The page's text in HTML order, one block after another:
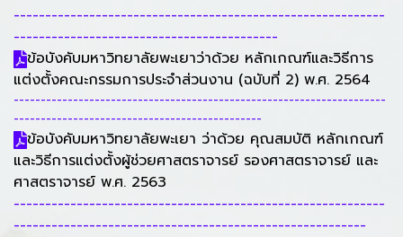
-----------------------------------------------------------
------------------------------------------
ข้อบังคับมหาวิทยาลัยพะเยาว่าด้วย หลักเกณฑ์และวิธีการ
แต่งตั้งคณะกรรมการประจำส่วนงาน (ฉบับที่ 2) พ.ศ. 2564
---------------------------------------------------------------------
----------------------------------------------
ข้อบังคับมหาวิทยาลัยพะเยา ว่าด้วย คุณสมบัติ หลักเกณฑ์
และวิธีการแต่งตั้งผู้ช่วยศาสตราจารย์ รองศาสตราจารย์ และ
ศาสตราจารย์ พ.ศ. 2563
-----------------------------------------------------------
--------------------------------------------------------